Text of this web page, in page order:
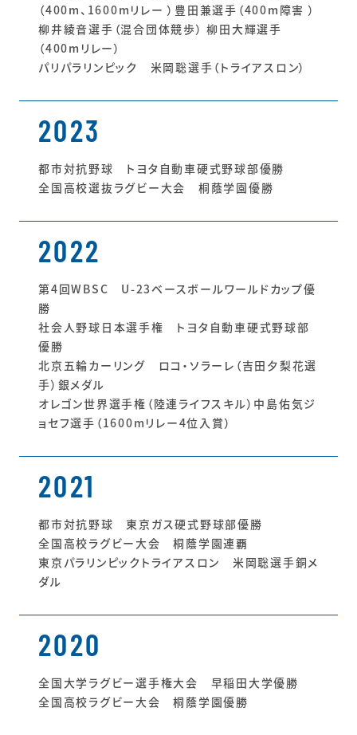
（400m、1600mリレー ）豊田兼選手（400m障害 ）
柳井綾音選手（混合団体競歩） 柳田大輝選手
（400mリレー）
パリパラリンピック 米岡聡選手（トライアスロン）
2023
都市対抗野球 トヨタ自動車硬式野球部優勝
全国高校選抜ラグビー大会 桐蔭学園優勝
2022
第4回WBSC U-23ベースボールワールドカップ優
勝
社会人野球日本選手権 トヨタ自動車硬式野球部
優勝
北京五輪カーリング ロコ・ソラーレ（吉田夕梨花選
手）銀メダル
オレゴン世界選手権（陸連ライフスキル）中島佑気ジ
ョセフ選手（1600mリレー4位入賞）
2021
都市対抗野球 東京ガス硬式野球部優勝
全国高校ラグビー大会 桐蔭学園連覇
東京パラリンピックトライアスロン 米岡聡選手銅メ
ダル
2020
全国大学ラグビー選手権大会 早稲田大学優勝
全国高校ラグビー大会 桐蔭学園優勝